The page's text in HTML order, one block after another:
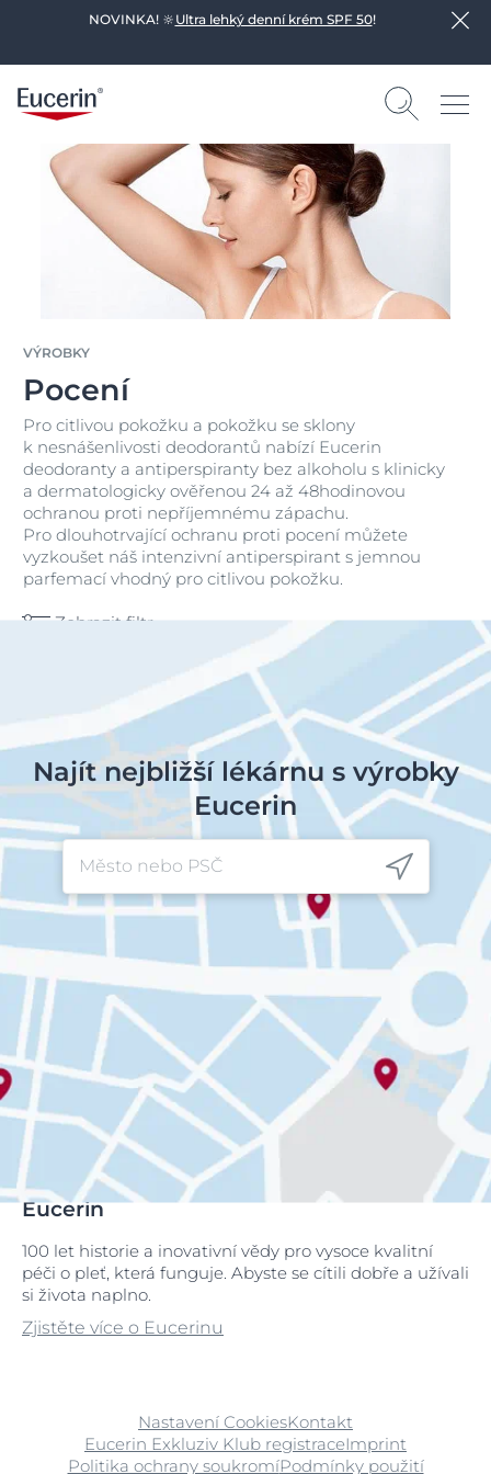
NOVINKA! 🔆 Ultra lehký denní krém SPF 50!
VÝROBKY
Pocení
Pro citlivou pokožku a pokožku se sklony
k nesnášenlivosti deodorantů nabízí Eucerin
deodoranty a antiperspiranty bez alkoholu s klinicky
a dermatologicky ověřenou 24 až 48hodinovou
ochranou proti nepříjemnému zápachu.
Pro dlouhotrvající ochranu proti pocení můžete
vyzkoušet náš intenzivní antiperspirant s jemnou
parfemací vhodný pro citlivou pokožku.
Zobrazit filtr
Najít nejbližší lékárnu s výrobky
Eucerin
Eucerin
100 let historie a inovativní vědy pro vysoce kvalitní
péči o pleť, která funguje. Abyste se cítili dobře a užívali
si života naplno.
Zjistěte více o Eucerinu
Nastavení CookiesKontakt
Eucerin Exkluziv Klub registraceImprint
Politika ochrany soukromíPodmínky použití